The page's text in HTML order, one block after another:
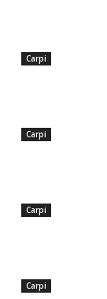
Carpi
Carpi
Carpi
Carpi